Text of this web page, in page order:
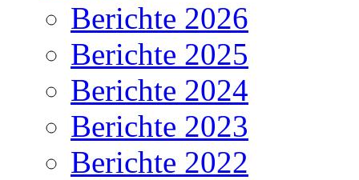
Berichte 2026
Berichte 2025
Berichte 2024
Berichte 2023
Berichte 2022